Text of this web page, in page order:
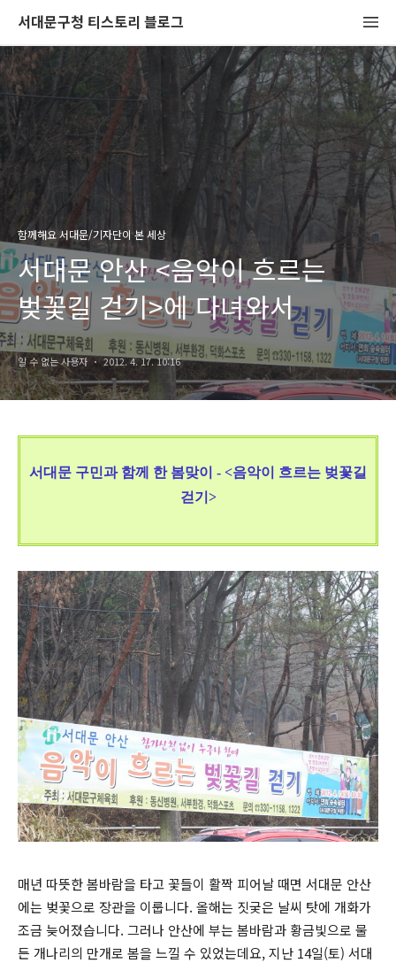
서대문구청 티스토리 블로그
함께해요 서대문/기자단이 본 세상
서대문 안산 <음악이 흐르는
벚꽃길 걷기>에 다녀와서
알 수 없는 사용자 2012. 4. 17. 10:16
서대문 구민과 함께 한 봄맞이 - <음악이 흐르는 벚꽃길
걷기>
매년 따뜻한 봄바람을 타고 꽃들이 활짝 피어날 때면 서대문 안산
에는 벚꽃으로 장관을 이룹니다. 올해는 짓궂은 날씨 탓에 개화가
조금 늦어졌습니다. 그러나 안산에 부는 봄바람과 황금빛으로 물
든 개나리의 만개로 봄을 느낄 수 있었는데요, 지난 14일(토) 서대